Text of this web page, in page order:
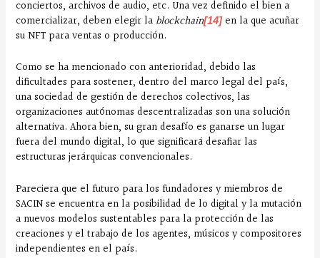
conciertos, archivos de audio, etc. Una vez definido el bien a
comercializar, deben elegir la blockchain[14]en la que acuñar
su NFT para ventas o producción.
Como se ha mencionado con anterioridad, debido las
dificultades para sostener, dentro del marco legal del país,
una sociedad de gestión de derechos colectivos, las
organizaciones autónomas descentralizadas son una solución
alternativa. Ahora bien, su gran desafío es ganarse un lugar
fuera del mundo digital, lo que significará desafiar las
estructuras jerárquicas convencionales.
Pareciera que el futuro para los fundadores y miembros de
SACIN se encuentra en la posibilidad de lo digital y la mutación
a nuevos modelos sustentables para la protección de las
creaciones y el trabajo de los agentes, músicos y compositores
independientes en el país.